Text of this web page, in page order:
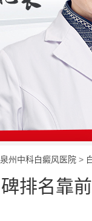
州中科白癜风医院 >
排名靠